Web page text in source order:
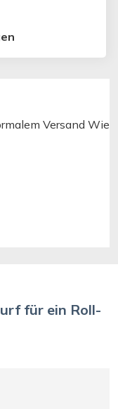
Wieder
für ein Roll-